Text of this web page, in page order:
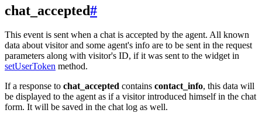
chat_accepted#
This event is sent when a chat is accepted by the agent. All known
data about visitor and some agent's info are to be sent in the request
parameters along with visitor's ID, if it was sent to the widget in
setUserToken method.
If a response to chat_accepted contains contact_info, this data will
be displayed to the agent as if a visitor introduced himself in the chat
form. It will be saved in the chat log as well.